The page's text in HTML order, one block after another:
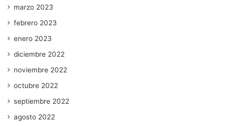
marzo 2023
febrero 2023
enero 2023
diciembre 2022
noviembre 2022
octubre 2022
septiembre 2022
agosto 2022